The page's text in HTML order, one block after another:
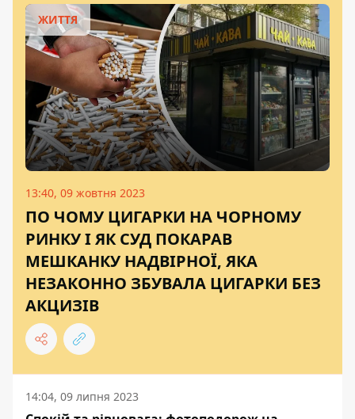
ЖИТТЯ
13:40, 09 жовтня 2023
ПО ЧОМУ ЦИГАРКИ НА ЧОРНОМУ
РИНКУ І ЯК СУД ПОКАРАВ
МЕШКАНКУ НАДВІРНОЇ, ЯКА
НЕЗАКОННО ЗБУВАЛА ЦИГАРКИ БЕЗ
АКЦИЗІВ
14:04, 09 липня 2023